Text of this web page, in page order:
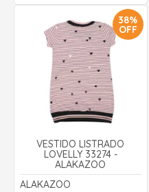
38%
OFF
VESTIDO LISTRADO
LOVELLY 33274 -
ALAKAZOO
ALAKAZOO